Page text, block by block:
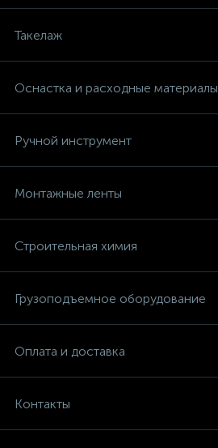
Такелаж
Оснастка и расходные материалы
Ручной инструмент
Монтажные ленты
Строительная химия
Грузоподъемное оборудование
Оплата и доставка
Контакты